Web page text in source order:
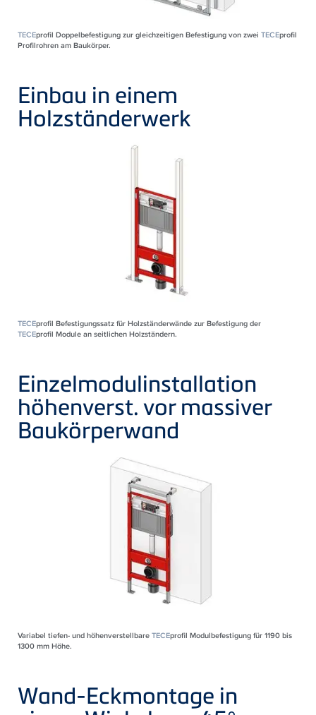
TECEprofil Doppelbefestigung zur gleichzeitigen Befestigung von zwei TECEprofil
Profilrohren am Baukörper.
Einbau in einem
Holzständerwerk
TECEprofil Befestigungssatz für Holzständerwände zur Befestigung der
TECEprofil Module an seitlichen Holzständern.
Einzelmodulinstallation
höhenverst. vor massiver
Baukörperwand
Variabel tiefen- und höhenverstellbareTECEprofil Modulbefestigung für 1190 bis
1300 mm Höhe.
Wand-Eckmontage in